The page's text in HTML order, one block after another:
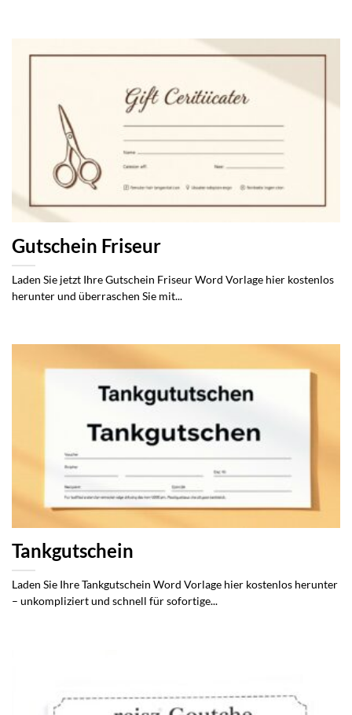
Gutschein Friseur
Laden Sie jetzt Ihre Gutschein Friseur Word Vorlage hier kostenlos
herunter und überraschen Sie mit...
Tankgutschein
Laden Sie Ihre Tankgutschein Word Vorlage hier kostenlos herunter
– unkompliziert und schnell für sofortige...